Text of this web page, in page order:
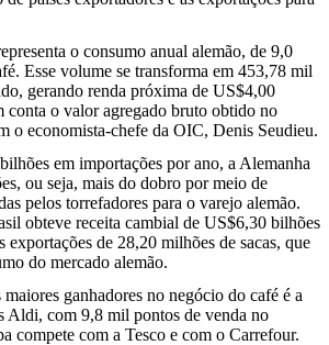
o consumo anual alemão, de 9,0
Esse volume se transforma em 453,78 mil
gerando renda próxima de US$4,00
conta o valor agregado bruto obtido no
o economista-chefe da OIC, Denis Seudieu.
em importações por ano, a Alemanha
ou seja, mais do dobro por meio de
pelos torrefadores para o varejo alemão.
obteve receita cambial de US$6,30 bilhões
exportações de 28,20 milhões de sacas, que
do mercado alemão.
ganhadores no negócio do café é a
Aldi, com 9,8 mil pontos de venda no
compete com a Tesco e com o Carrefour.